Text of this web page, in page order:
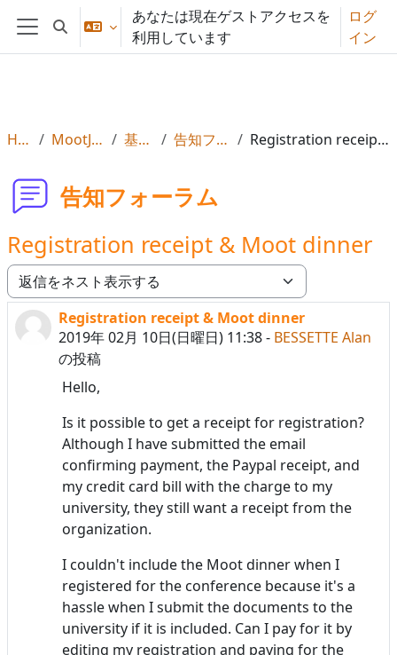
メインコンテンツへスキップする
サイドパネル
検索入力に切り替える
あなたは現在ゲストアクセスを
利用しています
ログ
イン
Home MootJP (2019) 基本情報 告知フォーラム Registration receipt & Moot dinner
告知フォーラム
Registration receipt & Moot dinner
表示モード
Registration receipt & Moot dinner
2019年 02月 10日(日曜日) 11:38- BESSETTE Alan
の投稿
返信数: 3
Hello,
Is it possible to get a receipt for registration?
Although I have submitted the email
confirming payment, the Paypal receipt, and
my credit card bill with the charge to my
university, they still want a receipt from the
organization.
I couldn't include the Moot dinner when I
registered for the conference because it's a
hassle when I submit the documents to the
university if it is included. Can I pay for it by
editing my registration and paying for the